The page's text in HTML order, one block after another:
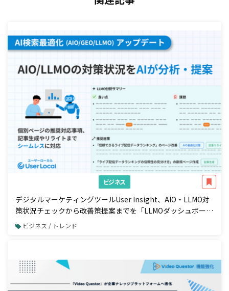
ビジネス
デジタルマーケティングツールUser Insight、AIO・LLMO対
策状況チェックから改善策提案までを「LLMOダッシュボー
ド」で一元管理
ビジネス / トレンド